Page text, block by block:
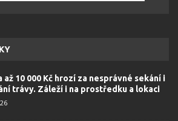
až 10 000 Kč hrozí za nesprávné sekání i
trávy. Záleží i na prostředku a lokaci